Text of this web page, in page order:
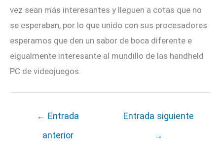
vez sean más interesantes y lleguen a cotas que no
se esperaban, por lo que unido con sus procesadores
esperamos que den un sabor de boca diferente e
eigualmente interesante al mundillo de las handheld
PC de videojuegos.
← Entrada
anterior
Entrada siguiente
→